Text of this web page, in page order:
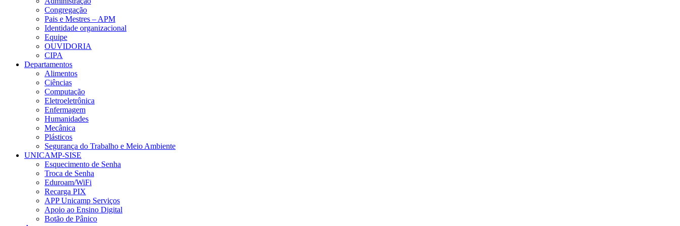
Congregação
Pais e Mestres – APM
Identidade organizacional
Equipe
OUVIDORIA
CIPA
Departamentos
Alimentos
Ciências
Computação
Eletroeletrônica
Enfermagem
Humanidades
Mecânica
Plásticos
Segurança do Trabalho e Meio Ambiente
UNICAMP-SISE
Esquecimento de Senha
Troca de Senha
Eduroam/WiFi
Recarga PIX
APP Unicamp Serviços
Apoio ao Ensino Digital
Botão de Pânico